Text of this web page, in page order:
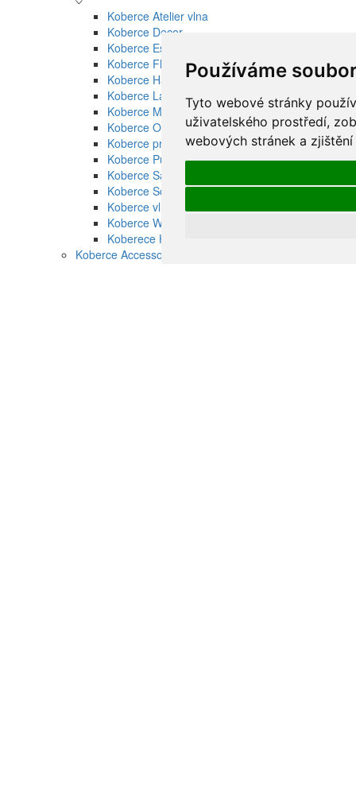
Používáme
Tyto webové stránky
uživatelského prostředí,
webových stránek a
Koberce Atelier vlna
Koberce Decor
Koberce Estella
Koberce Florence Broadhurst
Koberce Harlequin
Koberce Laura Ashley
Koberce Marimekko vlna
Koberce Orla Kiely vlna
Koberce pro děti Brink and Campman
Koberce Pure Morris
Koberce Sanderson
Koberce Scion
Koberce vlněné Ted Baker
Koberce Wedgwood
Koberece Habitat venkovní
Koberce Accessorize vlněné